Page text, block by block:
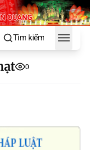
Tìm kiếm
Toggle
0